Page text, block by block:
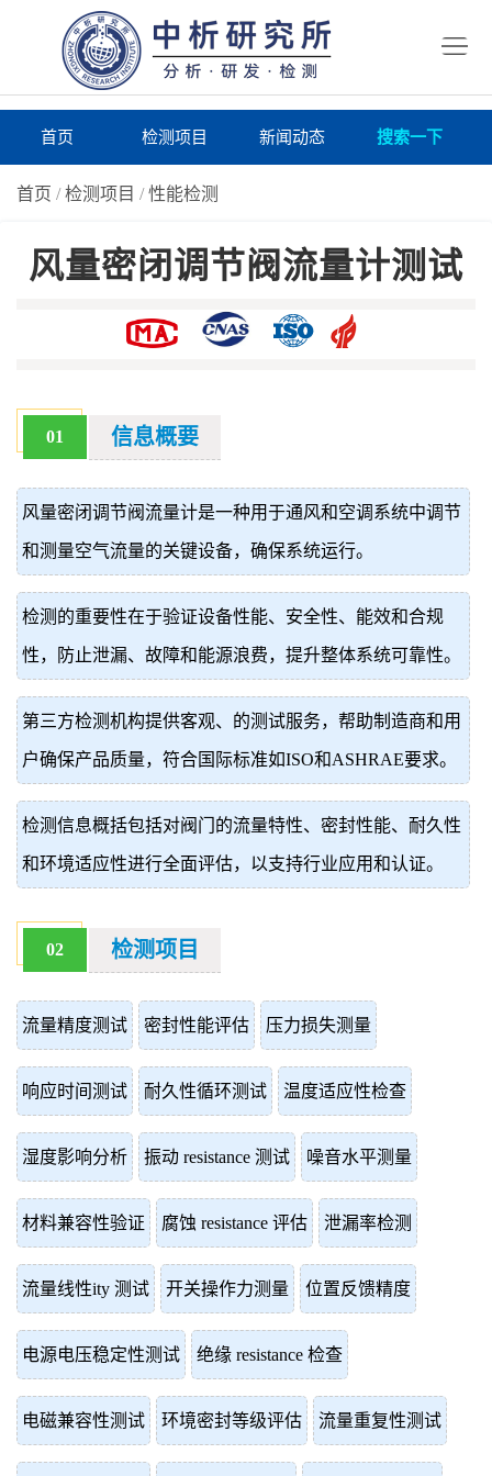
首页 检测项目 新闻动态 搜索一下
首页 /检测项目 /性能检测
风量密闭调节阀流量计测试
01 信息概要
风量密闭调节阀流量计是一种用于通风和空调系统中调节
和测量空气流量的关键设备，确保系统运行。
检测的重要性在于验证设备性能、安全性、能效和合规
性，防止泄漏、故障和能源浪费，提升整体系统可靠性。
第三方检测机构提供客观、的测试服务，帮助制造商和用
户确保产品质量，符合国际标准如ISO和ASHRAE要求。
检测信息概括包括对阀门的流量特性、密封性能、耐久性
和环境适应性进行全面评估，以支持行业应用和认证。
02 检测项目
流量精度测试 密封性能评估 压力损失测量
响应时间测试 耐久性循环测试 温度适应性检查
湿度影响分析 振动 resistance 测试 噪音水平测量
材料兼容性验证 腐蚀 resistance 评估 泄漏率检测
流量线性ity 测试 开关操作力测量 位置反馈精度
电源电压稳定性测试 绝缘 resistance 检查
电磁兼容性测试 环境密封等级评估 流量重复性测试
价
真
伪
查
询